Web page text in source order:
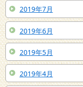
2019年7月
2019年6月
2019年5月
2019年4月